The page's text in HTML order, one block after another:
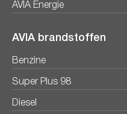
AVIA Energie
AVIA brandstoffen
Benzine
Super Plus 98
Diesel